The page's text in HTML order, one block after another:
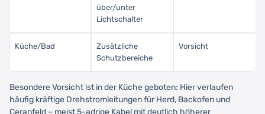
über/unter
Lichtschalter
Küche/Bad
Zusätzliche
Schutzbereiche
Vorsicht
Besondere Vorsicht ist in der Küche geboten: Hier verlaufen
häufig kräftige Drehstromleitungen für Herd, Backofen und
Ceranfeld – meist 5-adrige Kabel mit deutlich höherer